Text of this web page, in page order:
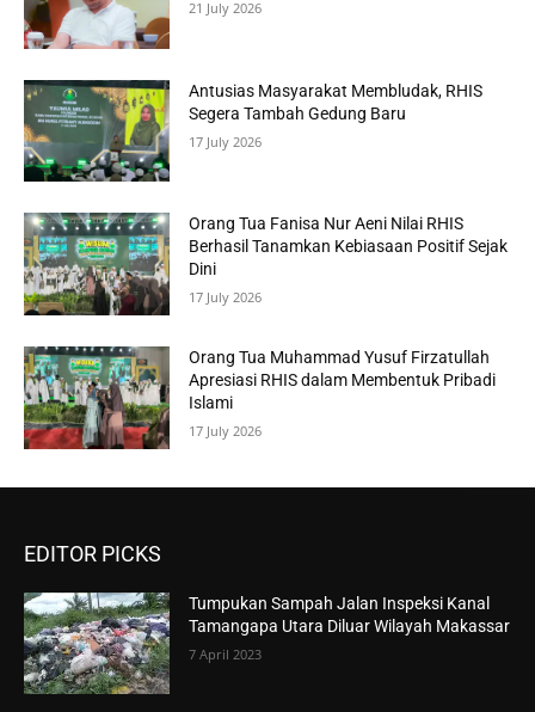
21 July 2026
Antusias Masyarakat Membludak, RHIS
Segera Tambah Gedung Baru
17 July 2026
Orang Tua Fanisa Nur Aeni Nilai RHIS
Berhasil Tanamkan Kebiasaan Positif Sejak
Dini
17 July 2026
Orang Tua Muhammad Yusuf Firzatullah
Apresiasi RHIS dalam Membentuk Pribadi
Islami
17 July 2026
EDITOR PICKS
Tumpukan Sampah Jalan Inspeksi Kanal
Tamangapa Utara Diluar Wilayah Makassar
7 April 2023